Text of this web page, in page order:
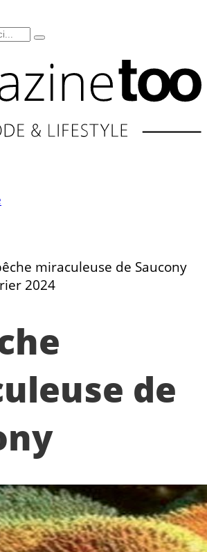
miraculeuse de Saucony
2024
de